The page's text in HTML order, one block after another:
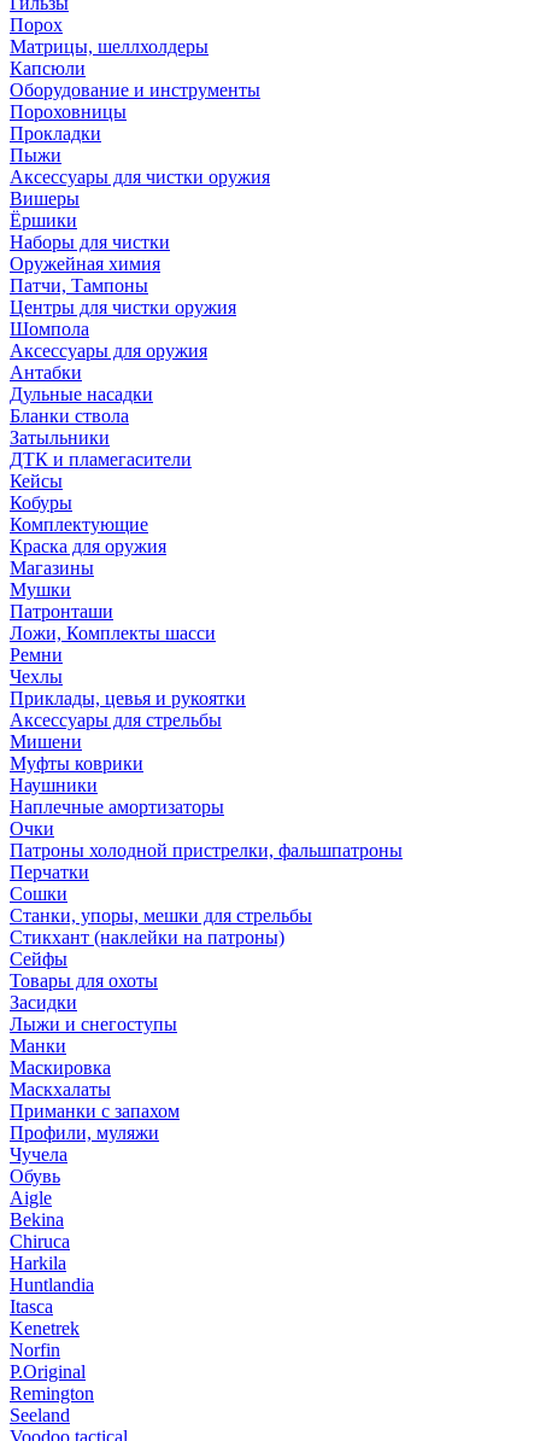
Порох
Матрицы, шеллхолдеры
Капсюли
Оборудование и инструменты
Пороховницы
Прокладки
Пыжи
Аксессуары для чистки оружия
Вишеры
Ёршики
Наборы для чистки
Оружейная химия
Патчи, Тампоны
Центры для чистки оружия
Шомпола
Аксессуары для оружия
Антабки
Дульные насадки
Бланки ствола
Затыльники
ДТК и пламегасители
Кейсы
Кобуры
Комплектующие
Краска для оружия
Магазины
Мушки
Патронташи
Ложи, Комплекты шасси
Ремни
Чехлы
Приклады, цевья и рукоятки
Аксессуары для стрельбы
Мишени
Муфты коврики
Наушники
Наплечные амортизаторы
Очки
Патроны холодной пристрелки, фальшпатроны
Перчатки
Сошки
Станки, упоры, мешки для стрельбы
Стикхант (наклейки на патроны)
Сейфы
Товары для охоты
Засидки
Лыжи и снегоступы
Манки
Маскировка
Маскхалаты
Приманки с запахом
Профили, муляжи
Чучела
Обувь
Aigle
Bekina
Chiruсa
Harkila
Huntlandia
Itasca
Kenetrek
Norfin
P.Original
Remington
Seeland
Voodoo tactical